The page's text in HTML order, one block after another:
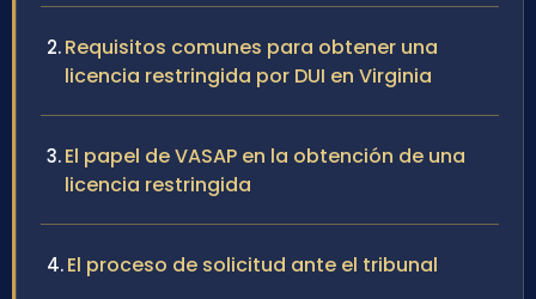
Requisitos comunes para obtener una
licencia restringida por DUI en Virginia
El papel de VASAP en la obtención de una
licencia restringida
El proceso de solicitud ante el tribunal